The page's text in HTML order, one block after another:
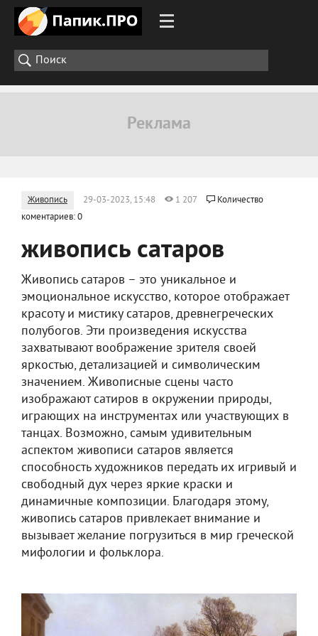
Живопись 29-03-2023, 15:48 1 207
Количество
коментариев: 0
живопись сатаров
Живопись сатаров – это уникальное и
эмоциональное искусство, которое отображает
красоту и мистику сатаров, древнегреческих
полубогов. Эти произведения искусства
захватывают воображение зрителя своей
яркостью, детализацией и символическим
значением. Живописные сцены часто
изображают сатиров в окружении природы,
играющих на инструментах или участвующих в
танцах. Возможно, самым удивительным
аспектом живописи сатаров является
способность художников передать их игривый и
свободный дух через яркие краски и
динамичные композиции. Благодаря этому,
живопись сатаров привлекает внимание и
вызывает желание погрузиться в мир греческой
мифологии и фольклора.